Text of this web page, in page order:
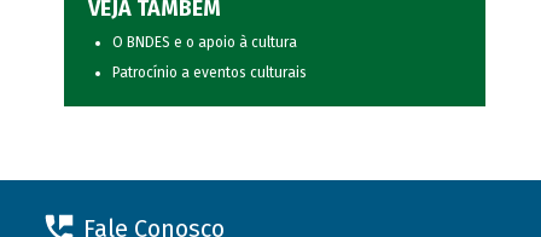
VEJA TAMBÉM
O BNDES e o apoio à cultura
Patrocínio a eventos culturais
Fale Conosco